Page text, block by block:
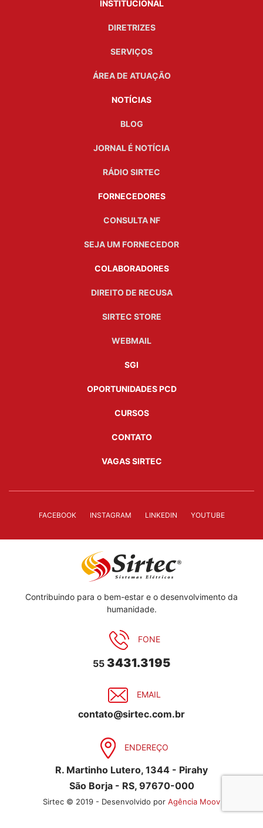
INSTITUCIONAL
DIRETRIZES
SERVIÇOS
ÁREA DE ATUAÇÃO
NOTÍCIAS
BLOG
JORNAL É NOTÍCIA
RÁDIO SIRTEC
FORNECEDORES
CONSULTA NF
SEJA UM FORNECEDOR
COLABORADORES
DIREITO DE RECUSA
SIRTEC STORE
WEBMAIL
SGI
OPORTUNIDADES PCD
CURSOS
CONTATO
VAGAS SIRTEC
FACEBOOK INSTAGRAM LINKEDIN YOUTUBE
Contribuindo para o bem-estar e o desenvolvimento da
humanidade.
FONE
55 3431.3195
EMAIL
contato@sirtec.com.br
ENDEREÇO
R. Martinho Lutero, 1344 - Pirahy
São Borja - RS, 97670-000
Sirtec © 2019 - Desenvolvido por Agência Moov